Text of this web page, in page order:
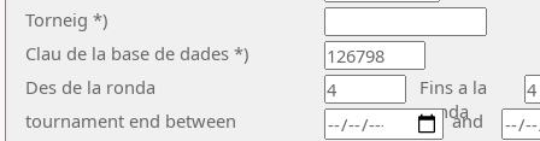
Torneig *)
Clau de la base de dades *)
Des de la ronda
Fins a la
ronda
tournament end between
and